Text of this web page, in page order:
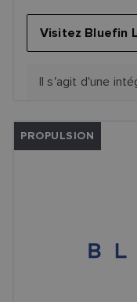
Visitez Bluefin
Il s'agit d'une
PROPULSION